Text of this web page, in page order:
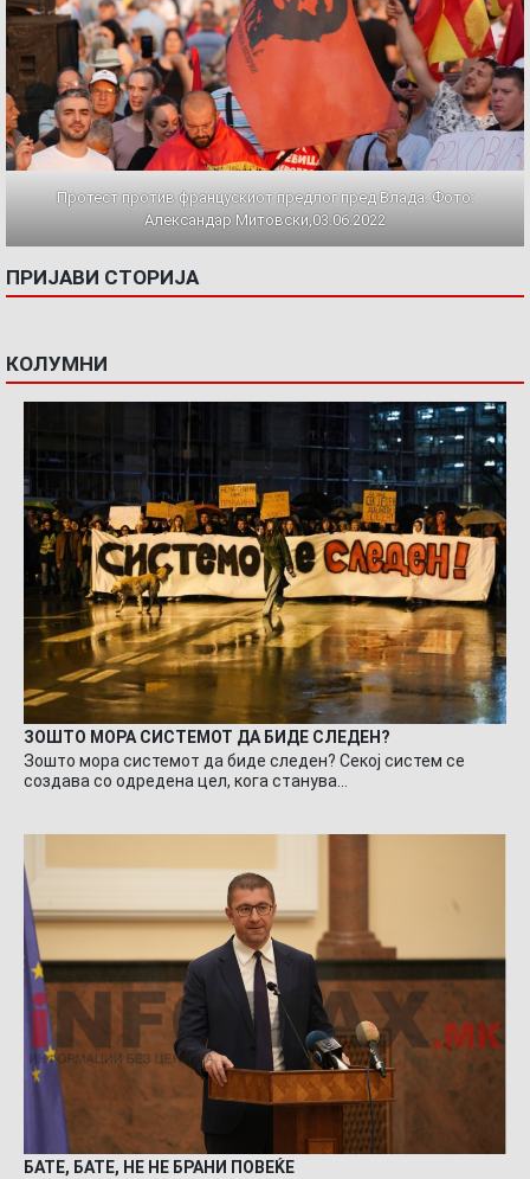
Протест против францускиот предлог пред Влада. Фото:
Александар Митовски,03.06.2022
ПРИЈАВИ СТОРИЈА
КОЛУМНИ
ЗОШТО МОРА СИСТЕМОТ ДА БИДЕ СЛЕДЕН?
Зошто мора системот да биде следен? Секој систем се
создава со одредена цел, кога станува…
БАТЕ, БАТЕ, НЕ НЕ БРАНИ ПОВЕЌЕ